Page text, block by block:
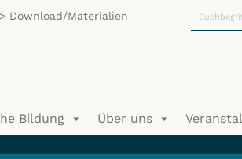
Download/Materialien
Bildung Über uns